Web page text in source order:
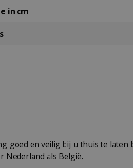
in cm
goed en veilig bij u thuis te
Nederland als België.